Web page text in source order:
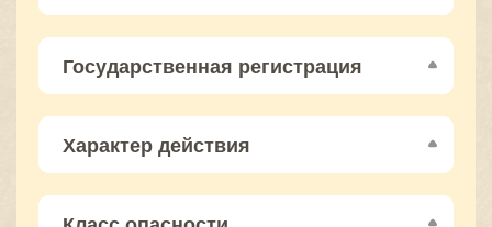
Государственная регистрация
Характер действия